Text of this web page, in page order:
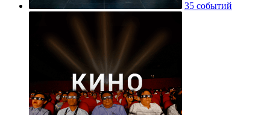
35 событий